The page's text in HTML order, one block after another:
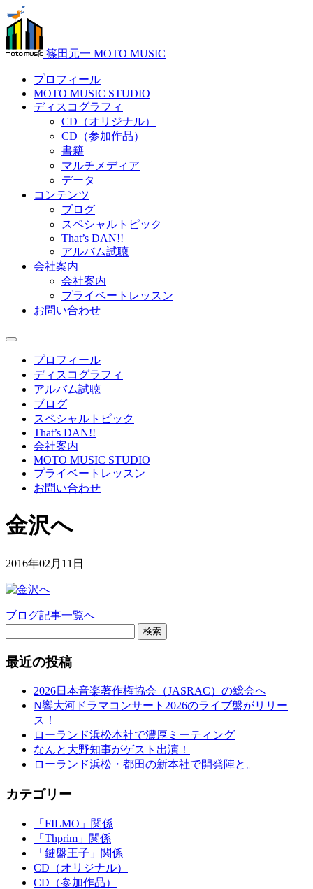
篠田元一 MOTO MUSIC
プロフィール
MOTO MUSIC STUDIO
ディスコグラフィ
CD（オリジナル）
CD（参加作品）
書籍
マルチメディア
データ
コンテンツ
ブログ
スペシャルトピック
That’s DAN!!
アルバム試聴
会社案内
会社案内
プライベートレッスン
お問い合わせ
プロフィール
ディスコグラフィ
アルバム試聴
ブログ
スペシャルトピック
That’s DAN!!
会社案内
MOTO MUSIC STUDIO
プライベートレッスン
お問い合わせ
金沢へ
2016年02月11日
ブログ記事一覧へ
検索
最近の投稿
2026日本音楽著作権協会（JASRAC）の総会へ
N響大河ドラマコンサート2026のライブ盤がリリー
ス！
ローランド浜松本社で濃厚ミーティング
なんと大野知事がゲスト出演！
ローランド浜松・都田の新本社で開発陣と。
カテゴリー
「FILMO」関係
「Thprim」関係
「鍵盤王子」関係
CD（オリジナル）
CD（参加作品）